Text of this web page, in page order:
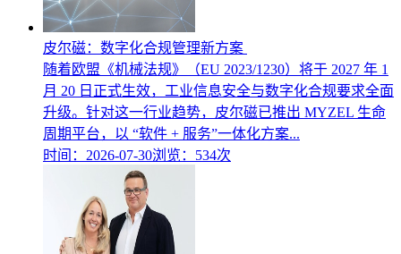
皮尔磁：数字化合规管理新方案
随着欧盟《机械法规》（EU 2023/1230）将于 2027 年 1
月 20 日正式生效，工业信息安全与数字化合规要求全面
升级。针对这一行业趋势，皮尔磁已推出 MYZEL 生命
周期平台，以 “软件 + 服务”一体化方案...
时间：2026-07-30浏览：534次